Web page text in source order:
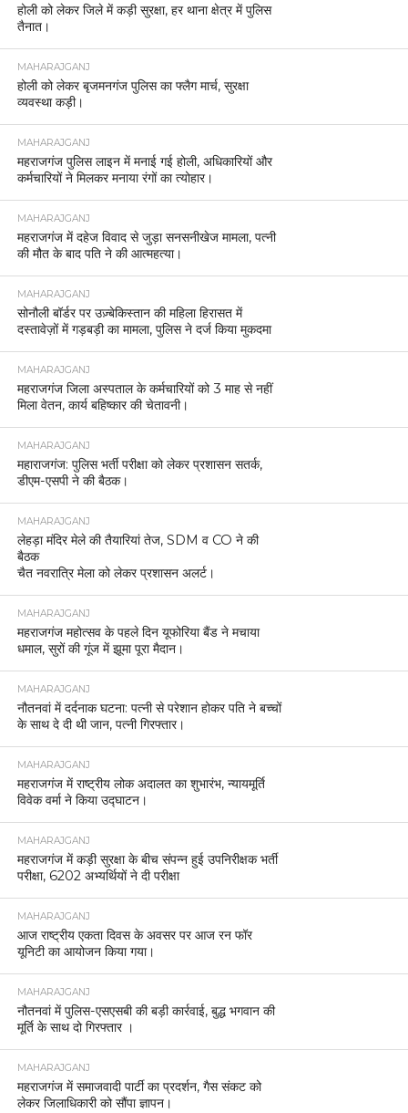
होली को लेकर जिले में कड़ी सुरक्षा, हर थाना क्षेत्र में पुलिस
तैनात।
MAHARAJGANJ
होली को लेकर बृजमनगंज पुलिस का फ्लैग मार्च, सुरक्षा
व्यवस्था कड़ी।
MAHARAJGANJ
महराजगंज पुलिस लाइन में मनाई गई होली, अधिकारियों और
कर्मचारियों ने मिलकर मनाया रंगों का त्योहार।
MAHARAJGANJ
महराजगंज में दहेज विवाद से जुड़ा सनसनीखेज मामला, पत्नी
की मौत के बाद पति ने की आत्महत्या।
MAHARAJGANJ
सोनौली बॉर्डर पर उज़्बेकिस्तान की महिला हिरासत में
दस्तावेज़ों में गड़बड़ी का मामला, पुलिस ने दर्ज किया मुकदमा
MAHARAJGANJ
महराजगंज जिला अस्पताल के कर्मचारियों को 3 माह से नहीं
मिला वेतन, कार्य बहिष्कार की चेतावनी।
MAHARAJGANJ
महाराजगंज: पुलिस भर्ती परीक्षा को लेकर प्रशासन सतर्क,
डीएम-एसपी ने की बैठक।
MAHARAJGANJ
लेहड़ा मंदिर मेले की तैयारियां तेज, SDM व CO ने की
बैठक
चैत नवरात्रि मेला को लेकर प्रशासन अलर्ट।
MAHARAJGANJ
महराजगंज महोत्सव के पहले दिन यूफोरिया बैंड ने मचाया
धमाल, सुरों की गूंज में झूमा पूरा मैदान।
MAHARAJGANJ
नौतनवां में दर्दनाक घटना: पत्नी से परेशान होकर पति ने बच्चों
के साथ दे दी थी जान, पत्नी गिरफ्तार।
MAHARAJGANJ
महराजगंज में राष्ट्रीय लोक अदालत का शुभारंभ, न्यायमूर्ति
विवेक वर्मा ने किया उद्घाटन।
MAHARAJGANJ
महराजगंज में कड़ी सुरक्षा के बीच संपन्न हुई उपनिरीक्षक भर्ती
परीक्षा, 6202 अभ्यर्थियों ने दी परीक्षा
MAHARAJGANJ
आज राष्ट्रीय एकता दिवस के अवसर पर आज रन फॉर
यूनिटी का आयोजन किया गया।
MAHARAJGANJ
नौतनवां में पुलिस-एसएसबी की बड़ी कार्रवाई, बुद्ध भगवान की
मूर्ति के साथ दो गिरफ्तार ।
MAHARAJGANJ
महराजगंज में समाजवादी पार्टी का प्रदर्शन, गैस संकट को
लेकर जिलाधिकारी को सौंपा ज्ञापन।